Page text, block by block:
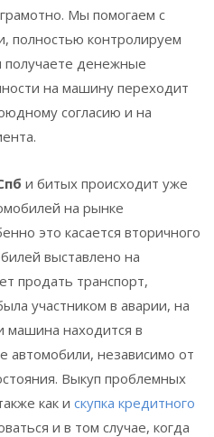
Мы помогаем с
полностью контролируем
получаете денежные
на машину переходит
согласию и на
и битых происходит уже
на рынке
это касается вторичного
выставлено на
продать транспорт,
участником в аварии, на
машина находится в
автомобили, независимо от
Выкуп проблемных
как и скупка кредитного
и в том случае, когда